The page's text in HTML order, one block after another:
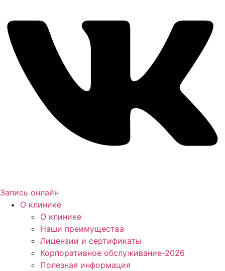
Запись онлайн
О клинике
О клинике
Наши преимущества
Лицензии и сертификаты
Корпоративное обслуживание-2026
Полезная информация